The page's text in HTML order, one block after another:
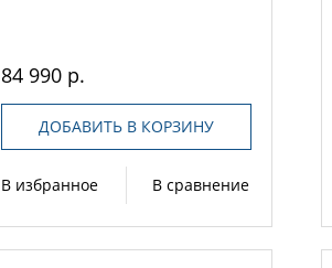
84 990 р.
ДОБАВИТЬ В КОРЗИНУ
В избранное В сравнение